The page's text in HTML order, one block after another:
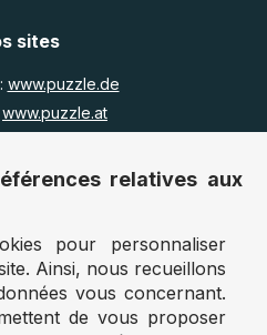
sites
www.puzzle.de
www.puzzle.at
/ détaillants
un magasin ?
à nos prix revendeurs ?
relatives aux
pour personnaliser
Ainsi, nous recueillons
vous concernant.
de vous proposer